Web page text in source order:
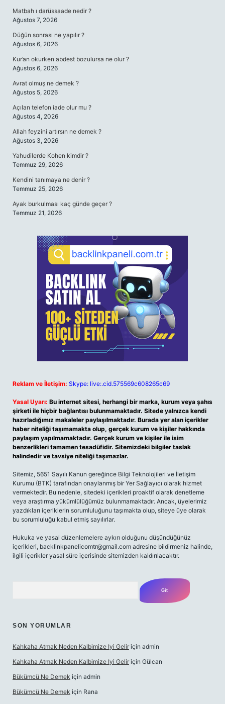
Matbah ı darüssaade nedir ?
Ağustos 7, 2026
Düğün sonrası ne yapılır ?
Ağustos 6, 2026
Kur’an okurken abdest bozulursa ne olur ?
Ağustos 6, 2026
Avrat olmuş ne demek ?
Ağustos 5, 2026
Açılan telefon iade olur mu ?
Ağustos 4, 2026
Allah feyzini artırsın ne demek ?
Ağustos 3, 2026
Yahudilerde Kohen kimdir ?
Temmuz 29, 2026
Kendini tanımaya ne denir ?
Temmuz 25, 2026
Ayak burkulması kaç günde geçer ?
Temmuz 21, 2026
Reklam ve İletişim: Skype: live:.cid.575569c608265c69
Yasal Uyarı: Bu internet sitesi, herhangi bir marka, kurum veya şahıs
şirketi ile hiçbir bağlantısı bulunmamaktadır. Sitede yalnızca kendi
hazırladığımız makaleler paylaşılmaktadır. Burada yer alan içerikler
haber niteliği taşımamakta olup, gerçek kurum ve kişiler hakkında
paylaşım yapılmamaktadır. Gerçek kurum ve kişiler ile isim
benzerlikleri tamamen tesadüfidir. Sitemizdeki bilgiler taslak
halindedir ve tavsiye niteliği taşımazlar.
Sitemiz, 5651 Sayılı Kanun gereğince Bilgi Teknolojileri ve İletişim
Kurumu (BTK) tarafından onaylanmış bir Yer Sağlayıcı olarak hizmet
vermektedir. Bu nedenle, sitedeki içerikleri proaktif olarak denetleme
veya araştırma yükümlülüğümüz bulunmamaktadır. Ancak, üyelerimiz
yazdıkları içeriklerin sorumluluğunu taşımakta olup, siteye üye olarak
bu sorumluluğu kabul etmiş sayılırlar.
Hukuka ve yasal düzenlemelere aykırı olduğunu düşündüğünüz
içerikleri, backlinkpanelicomtr@gmail.com adresine bildirmeniz halinde,
ilgili içerikler yasal süre içerisinde sitemizden kaldırılacaktır.
SON YORUMLAR
Kahkaha Atmak Neden Kalbimize Iyi Gelir için admin
Kahkaha Atmak Neden Kalbimize Iyi Gelir için Gülcan
Bükümcü Ne Demek için admin
Bükümcü Ne Demek için Rana